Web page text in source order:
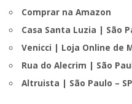
Comprar na Amazon
Casa Santa Luzia | São
Venicci | Loja Online de
Rua do Alecrim | São
Altruista | São Paulo – SP